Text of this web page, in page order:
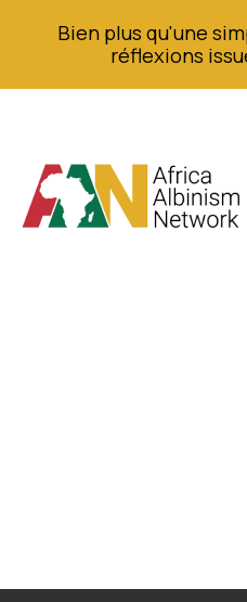
Bien plus qu'une
réflexions